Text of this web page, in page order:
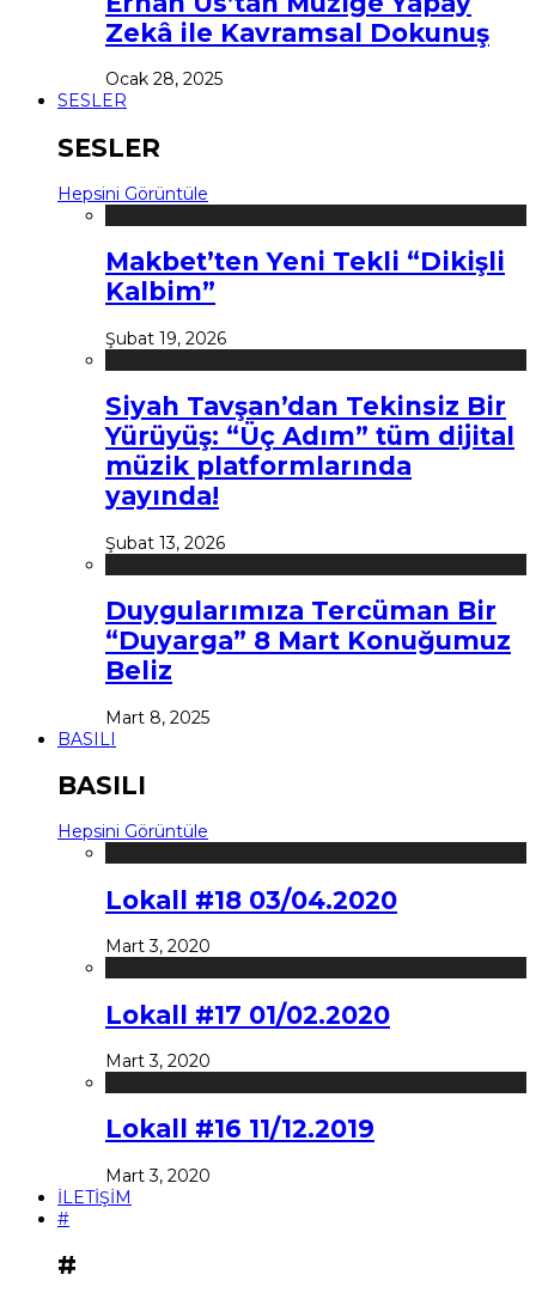
Zekâ ile Kavramsal Dokunuş
Ocak 28, 2025
SESLER
SESLER
Hepsini Görüntüle
Makbet’ten Yeni Tekli “Dikişli
Kalbim”
Şubat 19, 2026
Siyah Tavşan’dan Tekinsiz Bir
Yürüyüş: “Üç Adım” tüm dijital
müzik platformlarında
yayında!
Şubat 13, 2026
Duygularımıza Tercüman Bir
“Duyarga” 8 Mart Konuğumuz
Beliz
Mart 8, 2025
BASILI
BASILI
Hepsini Görüntüle
Lokall #18 03/04.2020
Mart 3, 2020
Lokall #17 01/02.2020
Mart 3, 2020
Lokall #16 11/12.2019
Mart 3, 2020
İLETİŞİM
#
#